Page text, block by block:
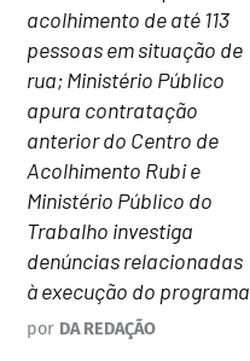
acolhimento de até 113
pessoas em situação de
rua; Ministério Público
apura contratação
anterior do Centro de
Acolhimento Rubi e
Ministério Público do
Trabalho investiga
denúncias relacionadas
à execução do programa
por DA REDAÇÃO